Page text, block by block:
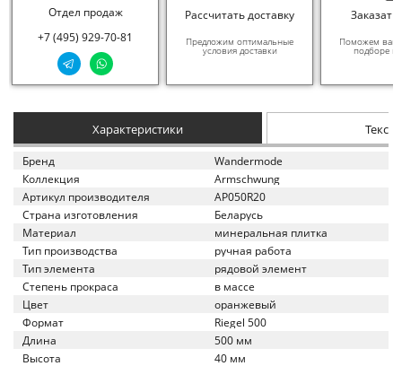
Отдел продаж
+7 (495) 929-70-81
Рассчитать доставку
Предложим оптимальные
условия доставки
Заказать
Поможем вам
подборе
Характеристики
Бренд
Wandermode
Коллекция
Armschwung
Артикул производителя
AP050R20
Страна изготовления
Беларусь
Материал
минеральная плитка
Тип производства
ручная работа
Тип элемента
рядовой элемент
Степень прокраса
в массе
Цвет
оранжевый
Формат
Riegel 500
Длина
500 мм
Высота
40 мм